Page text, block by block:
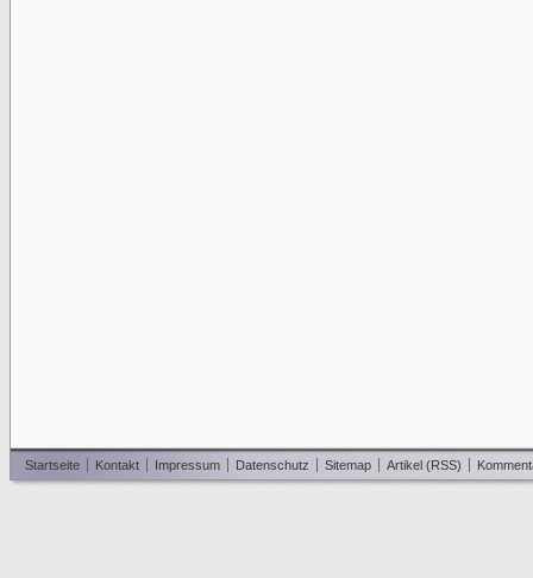
Startseite Kontakt Impressum Datenschutz Sitemap Artikel (RSS)